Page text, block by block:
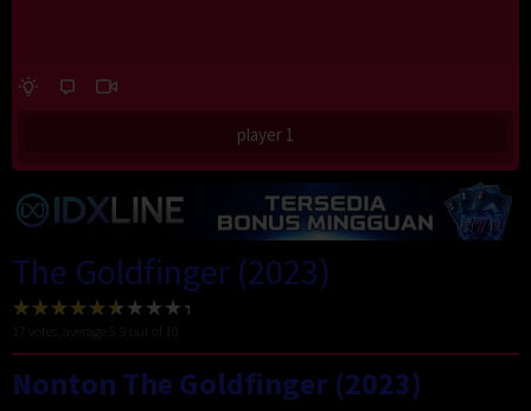
player 1
The Goldfinger (2023)
17 votes, average
Nonton The Goldfinger (2023)